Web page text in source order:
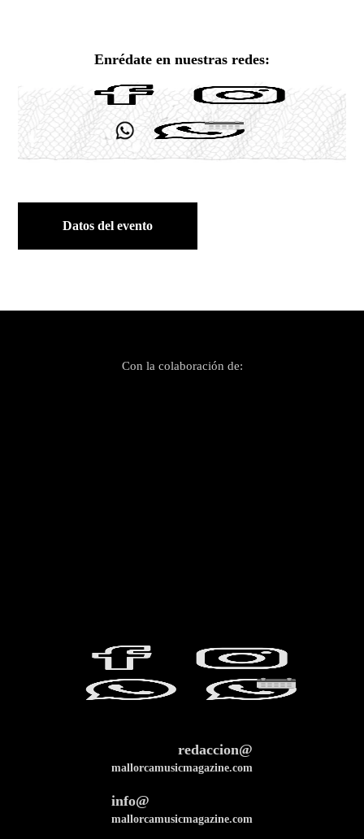
Enrédate en nuestras redes:
Datos del evento
Con la colaboración de:
redaccion@
mallorcamusicmagazine.com
info@
mallorcamusicmagazine.com